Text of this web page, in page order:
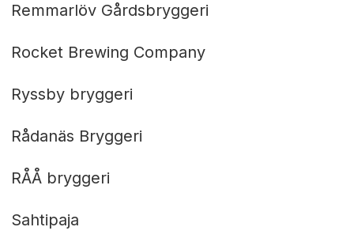
Remmarlöv Gårdsbryggeri
Rocket Brewing Company
Ryssby bryggeri
Rådanäs Bryggeri
RÅÅ bryggeri
Sahtipaja